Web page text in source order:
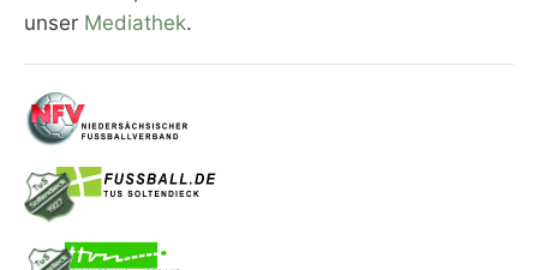
unser Mediathek.